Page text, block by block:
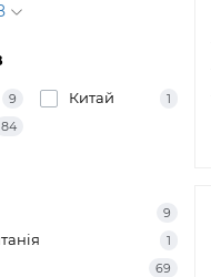
9 Китай 1
84
9
1
69